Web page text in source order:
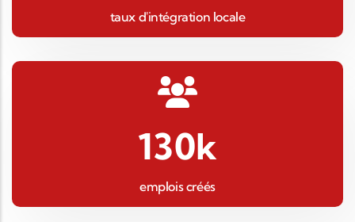
taux d'intégration locale
130k
emplois créés